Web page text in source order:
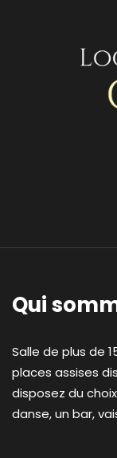
Qui
Salle de plus de
places assises
disposez du
danse, un bar,